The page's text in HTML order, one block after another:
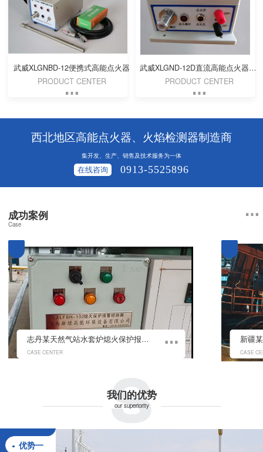
武威XLGNBD-12便携式高能点火器
PRODUCT CENTER
武威XLGND-12D直流高能点火器（DC 24V）
PRODUCT CENTER
西北地区高能点火器、火焰检测器制造商
集开发、生产、销售及技术服务为一体
在线咨询 0913-5525896
成功案例
Case
志丹某天然气站水套炉熄火保护报警控制系统
CASE CENTER CASE
s
我们的优势
our superiority
优势一